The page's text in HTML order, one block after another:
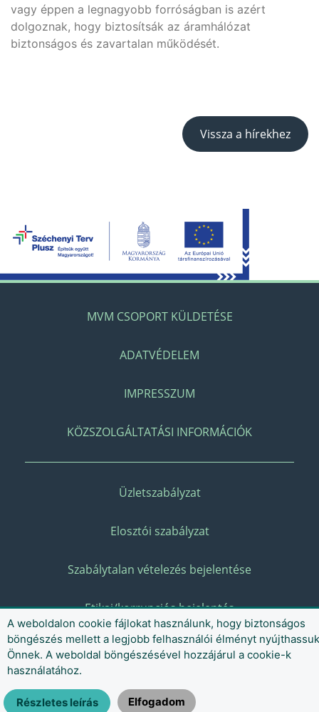
vagy éppen a legnagyobb forróságban is azért
dolgoznak, hogy biztosítsák az áramhálózat
biztonságos és zavartalan működését.
Vissza a hírekhez
MVM CSOPORT KÜLDETÉSE
ADATVÉDELEM
IMPRESSZUM
KÖZSZOLGÁLTATÁSI INFORMÁCIÓK
Üzletszabályzat
Elosztói szabályzat
Szabálytalan vételezés bejelentése
Etikai/korrupciós bejelentés
© 2021 MVM
A weboldalon cookie fájlokat használunk, hogy biztonságos
böngészés mellett a legjobb felhasználói élményt nyújthassuk
Önnek. A weboldal böngészésével hozzájárul a cookie-k
használatához.
Részletes leírás Elfogadom